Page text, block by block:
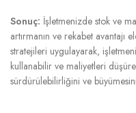
Sonuç: İşletmenizde stok ve
artırmanın ve rekabet avantajı
stratejileri uygulayarak,
kullanabilir ve maliyetleri
sürdürülebilirliğini ve